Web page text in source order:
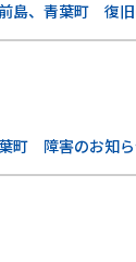
前島、青葉町 復
町 障害のお知